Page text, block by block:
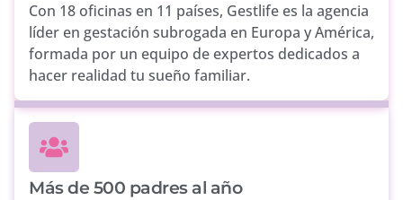
Con 18 oficinas en 11 países, Gestlife es la agencia
líder en gestación subrogada en Europa y América,
formada por un equipo de expertos dedicados a
hacer realidad tu sueño familiar.
Más de 500 padres al año